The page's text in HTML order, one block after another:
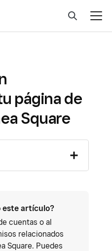
página de
Square
este artículo?
cuentas o al
relacionados
Square. Puedes